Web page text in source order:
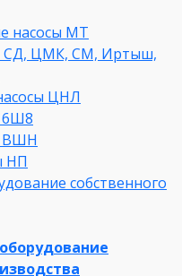
насосы МТ
СД, ЦМК, СМ, Иртыш,
ЦНЛ
6Ш8
ВШН
НП
собственного